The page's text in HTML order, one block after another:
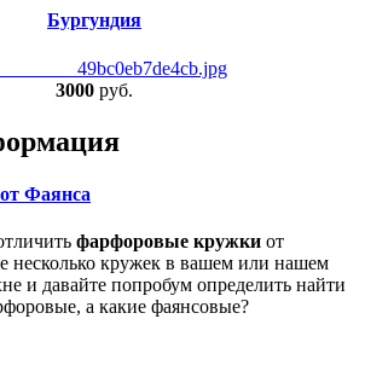
Бургундия
3000 руб.
Фаянса
фарфоровые кружки от
несколько кружек в вашем или нашем
и давайте попробум определить найти
а какие фаянсовые?